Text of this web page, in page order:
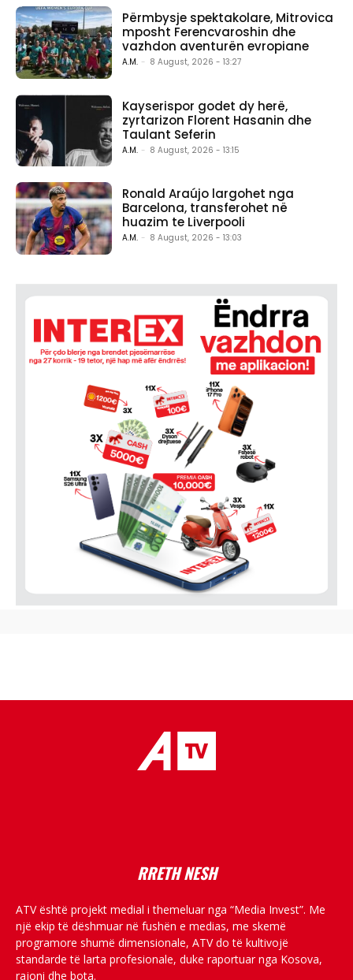
Përmbysje spektakolare, Mitrovica
mposht Ferencvaroshin dhe
vazhdon aventurën evropiane
A.M. - 8 August, 2026 - 13:27
Kayserispor godet dy herë,
zyrtarizon Florent Hasanin dhe
Taulant Seferin
A.M. - 8 August, 2026 - 13:15
Ronald Araújo largohet nga
Barcelona, transferohet në
huazim te Liverpooli
A.M. - 8 August, 2026 - 13:03
RRETH NESH
ATV është projekt medial i themeluar nga “Media Invest”. Me
një ekip të dëshmuar në fushën e medias, me skemë
programore shumë dimensionale, ATV do të kultivojë
standarde të larta profesionale, duke raportuar nga Kosova,
rajoni dhe bota.